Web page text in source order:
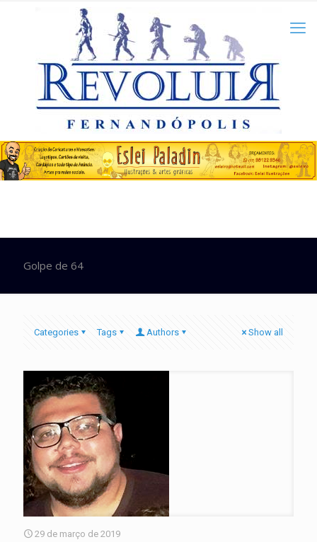
Golpe de 64
Categories Tags Authors Show all
29 de março de 2019